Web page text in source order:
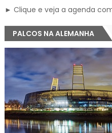
► Clique e veja a agenda
PALCOS NA ALEMANHA